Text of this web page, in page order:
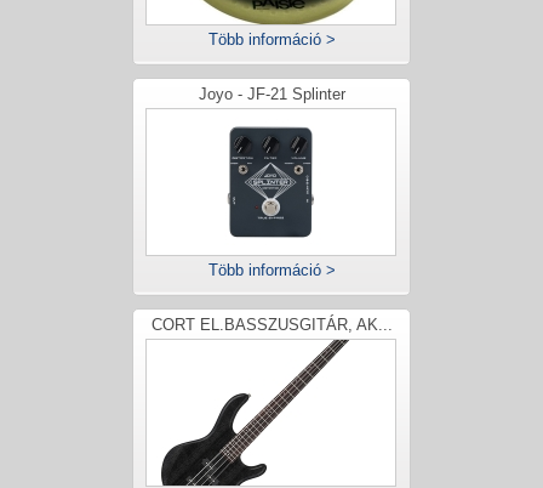
Több információ >
Joyo - JF-21 Splinter
Több információ >
CORT EL.BASSZUSGITÁR, AK...